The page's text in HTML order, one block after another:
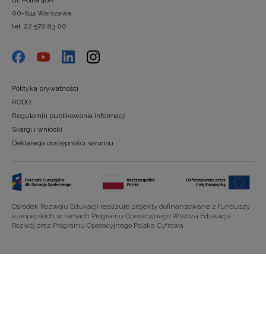
00-644 Warszawa
tel. 22 570 83 00
Polityka prywatności
RODO
Regulamin publikowania informacji
Skargi i wnioski
Deklaracja dostępności serwisu
Ośrodek Rozwoju Edukacji realizuje projekty dofinansowane z funduszy
europejskich w ramach Programu Operacyjnego Wiedza Edukacja
Rozwój oraz Programu Operacyjnego Polska Cyfrowa